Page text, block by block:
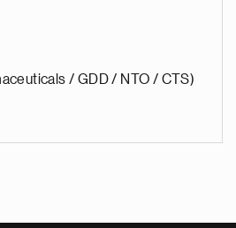
/ GDD / NTO / CTS)